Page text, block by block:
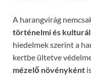
A harangvirág
történelmi és
hiedelmek szerint a
kertbe ültetve
mézelő növényként